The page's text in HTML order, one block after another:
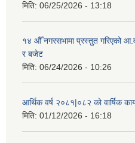
मिति: 06/25/2026 - 13:18
१४ औँ नगरसभामा प्रस्तुत गरिएको
र बजेट
मिति: 06/24/2026 - 10:26
आर्थिक वर्ष २०८१|०८२ को वार्षिक
मिति: 01/12/2026 - 16:18